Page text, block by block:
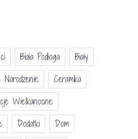
Biała Podłoga
Biały
Narodzenie
Ceramika
Wielkanocne
Dodatki
Dom